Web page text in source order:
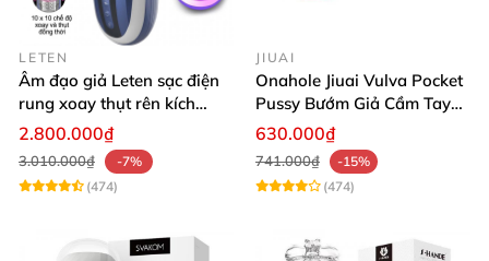
LETEN
Âm đạo giả Leten sạc điện
rung xoay thụt rên kích
thích phê
2.800.000₫
3.010.000₫
-7%
(474)
JIUAI
Onahole Jiuai Vulva Pocket
Pussy Bướm Giả Cầm Tay
Thiết Kế Mô Phỏng Chân
630.000₫
741.000₫
-15%
(474)